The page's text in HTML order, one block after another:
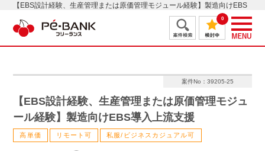
【EBS設計経験、生産管理または原価管理モジュール経験】製造向けEBS
0
案件No：39205-25
【EBS設計経験、生産管理または原価管理モジュ
ール経験】製造向けEBS導入上流支援
高単価 リモート可 私服/ビジネスカジュアル可